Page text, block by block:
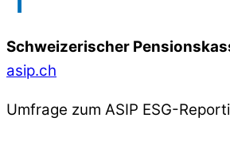
Schweizerischer
asip.ch
Umfrage zum ASIP ESG-